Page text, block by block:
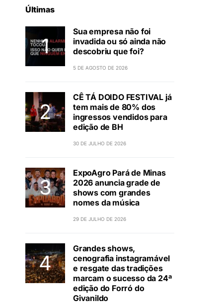
Últimas
Sua empresa não foi
invadida ou só ainda não
descobriu que foi?
5 DE AGOSTO DE 2026
CÊ TÁ DOIDO FESTIVAL já
tem mais de 80% dos
ingressos vendidos para
edição de BH
30 DE JULHO DE 2026
ExpoAgro Pará de Minas
2026 anuncia grade de
shows com grandes
nomes da música
29 DE JULHO DE 2026
Grandes shows,
cenografia instagramável
e resgate das tradições
marcam o sucesso da 24ª
edição do Forró do
Givanildo